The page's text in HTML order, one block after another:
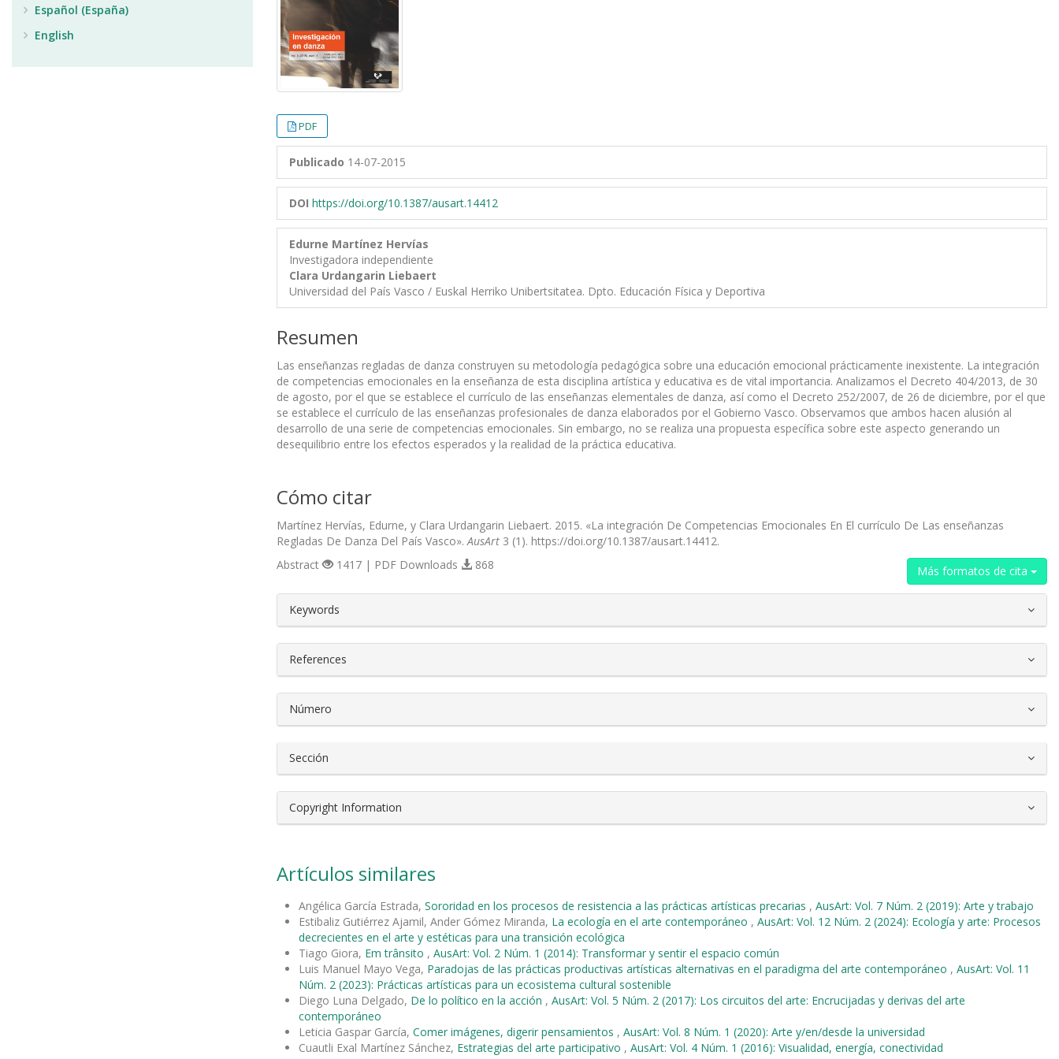
PDF
Publicado 14-07-2015
DOI https://doi.org/10.1387/ausart.14412
Edurne Martínez Hervías
Investigadora independiente
Clara Urdangarin Liebaert
Universidad del País Vasco / Euskal Herriko Unibertsitatea. Dpto. Educación Física y Deportiva
Resumen
Las enseñanzas regladas de danza construyen su metodología pedagógica sobre una educación emocional prácticamente inexistente. La integración
de competencias emocionales en la enseñanza de esta disciplina artística y educativa es de vital importancia. Analizamos el Decreto 404/2013, de 30
de agosto, por el que se establece el currículo de las enseñanzas elementales de danza, así como el Decreto 252/2007, de 26 de diciembre, por el que
se establece el currículo de las enseñanzas profesionales de danza elaborados por el Gobierno Vasco. Observamos que ambos hacen alusión al
desarrollo de una serie de competencias emocionales. Sin embargo, no se realiza una propuesta específica sobre este aspecto generando un
desequilibrio entre los efectos esperados y la realidad de la práctica educativa.
Cómo citar
Martínez Hervías, Edurne, y Clara Urdangarin Liebaert. 2015. «La integración De Competencias Emocionales En El currículo De Las enseñanzas
Regladas De Danza Del País Vasco». AusArt 3 (1). https://doi.org/10.1387/ausart.14412.
Más formatos de cita
Abstract 1417 | PDF Downloads 868
##plugins.themes.bootstrap3.article.details##
Keywords
References
Número
Sección
Copyright Information
Artículos similares
Angélica García Estrada, Sororidad en los procesos de resistencia a las prácticas artísticas precarias , AusArt: Vol. 7 Núm. 2 (2019): Arte y trabajo
Estibaliz Gutiérrez Ajamil, Ander Gómez Miranda, La ecología en el arte contemporáneo , AusArt: Vol. 12 Núm. 2 (2024): Ecología y arte: Procesos
decrecientes en el arte y estéticas para una transición ecológica
Tiago Giora, Em trânsito , AusArt: Vol. 2 Núm. 1 (2014): Transformar y sentir el espacio común
Luis Manuel Mayo Vega, Paradojas de las prácticas productivas artísticas alternativas en el paradigma del arte contemporáneo , AusArt: Vol. 11
Núm. 2 (2023): Prácticas artísticas para un ecosistema cultural sostenible
Diego Luna Delgado, De lo político en la acción , AusArt: Vol. 5 Núm. 2 (2017): Los circuitos del arte: Encrucijadas y derivas del arte
contemporáneo
Leticia Gaspar García, Comer imágenes, digerir pensamientos , AusArt: Vol. 8 Núm. 1 (2020): Arte y/en/desde la universidad
Cuautli Exal Martínez Sánchez, Estrategias del arte participativo , AusArt: Vol. 4 Núm. 1 (2016): Visualidad, energía, conectividad
Español (España)
English